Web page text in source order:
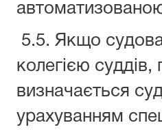
5.5. Якщо судова
колегією
визначається
урахуванням